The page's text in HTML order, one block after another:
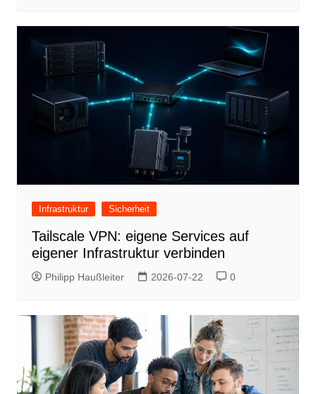
Infrastruktur Sicherheit
Tailscale VPN: eigene Services auf
eigener Infrastruktur verbinden
Philipp Haußleiter 2026-07-22 0